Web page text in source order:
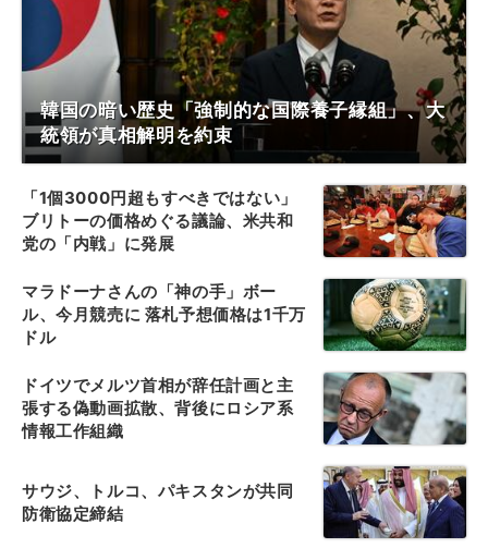
韓国の暗い歴史「強制的な国際養子縁組」、大
統領が真相解明を約束
「1個3000円超もすべきではない」
ブリトーの価格めぐる議論、米共和
党の「内戦」に発展
マラドーナさんの「神の手」ボー
ル、今月競売に 落札予想価格は1千万
ドル
ドイツでメルツ首相が辞任計画と主
張する偽動画拡散、背後にロシア系
情報工作組織
サウジ、トルコ、パキスタンが共同
防衛協定締結